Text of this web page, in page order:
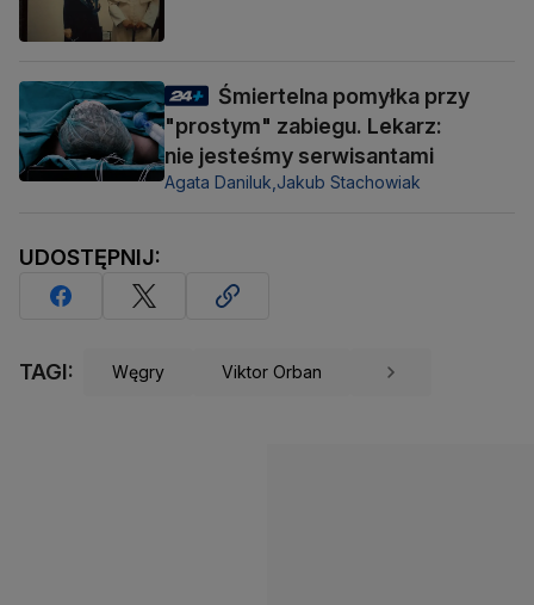
Śmiertelna pomyłka przy
"prostym" zabiegu. Lekarz:
nie jesteśmy serwisantami
Agata Daniluk, Jakub Stachowiak
UDOSTĘPNIJ:
TAGI: Węgry Viktor Orban